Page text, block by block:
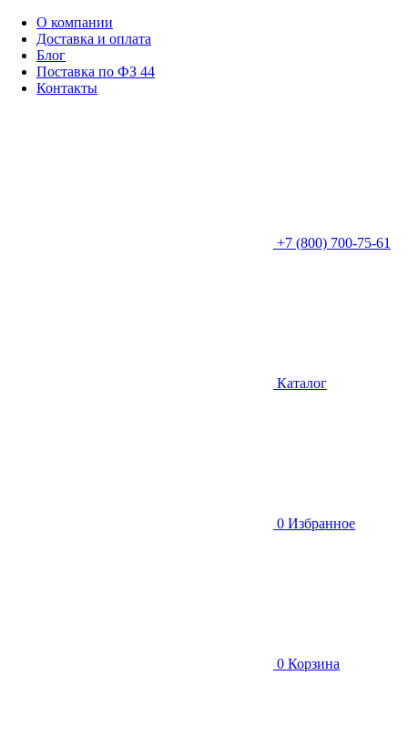
О компании
Доставка и оплата
Блог
Поставка по ФЗ 44
Контакты
+7 (800) 700-75-61
Каталог
0 Избранное
0 Корзина